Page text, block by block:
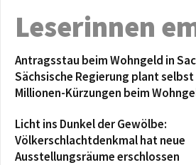
Leserinnen
Antragsstau beim Wohngeld in
Sächsische Regierung plant
Millionen-Kürzungen beim
Licht ins Dunkel der Gewölbe:
Völkerschlachtdenkmal hat neue
Ausstellungsräume erschlossen